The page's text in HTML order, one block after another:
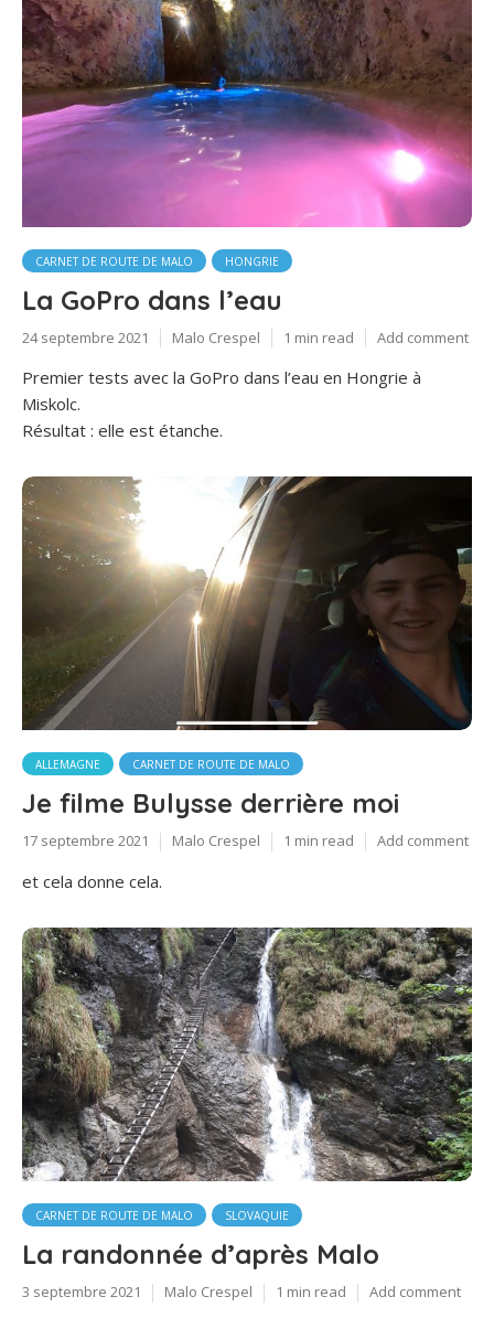
CARNET DE ROUTE DE MALO HONGRIE
La GoPro dans l’eau
24 septembre 2021 Malo Crespel 1 min read Add comment
Premier tests avec la GoPro dans l’eau en Hongrie à
Miskolc.
Résultat : elle est étanche.
ALLEMAGNE CARNET DE ROUTE DE MALO
Je filme Bulysse derrière moi
17 septembre 2021 Malo Crespel 1 min read Add comment
et cela donne cela.
CARNET DE ROUTE DE MALO SLOVAQUIE
La randonnée d’après Malo
3 septembre 2021 Malo Crespel 1 min read Add comment